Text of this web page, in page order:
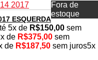
Fora de
estoque
ESQUERDA
5x de R$150,00 sem
de R$375,00 sem
de R$187,50 sem juros5x